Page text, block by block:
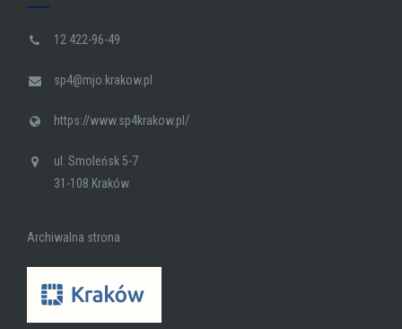
12 422-96-49
sp4@mjo.krakow.pl
https://www.sp4krakow.pl/
ul. Smoleńsk 5-7
31-108 Kraków
Archiwalna strona